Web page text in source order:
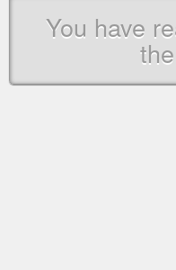
You have